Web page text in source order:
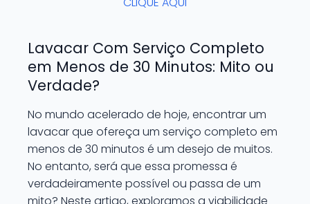
Lavacar Com Serviço Completo
em Menos de 30 Minutos: Mito ou
Verdade?
No mundo acelerado de hoje, encontrar um
lavacar que ofereça um serviço completo em
menos de 30 minutos é um desejo de muitos.
No entanto, será que essa promessa é
verdadeiramente possível ou passa de um